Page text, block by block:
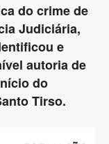
do crime de
Judiciária,
e
autoria de
do
Tirso.